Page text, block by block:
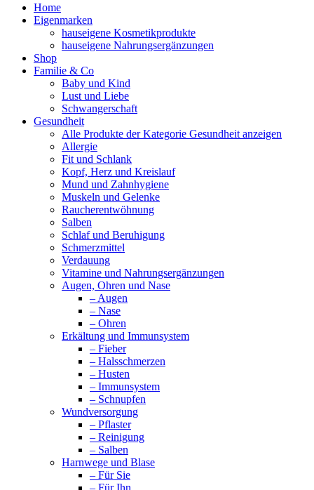
Home
Eigenmarken
hauseigene Kosmetikprodukte
hauseigene Nahrungsergänzungen
Shop
Familie & Co
Baby und Kind
Lust und Liebe
Schwangerschaft
Gesundheit
Alle Produkte der Kategorie Gesundheit anzeigen
Allergie
Fit und Schlank
Kopf, Herz und Kreislauf
Mund und Zahnhygiene
Muskeln und Gelenke
Raucherentwöhnung
Salben
Schlaf und Beruhigung
Schmerzmittel
Verdauung
Vitamine und Nahrungsergänzungen
Augen, Ohren und Nase
– Augen
– Nase
– Ohren
Erkältung und Immunsystem
– Fieber
– Halsschmerzen
– Husten
– Immunsystem
– Schnupfen
Wundversorgung
– Pflaster
– Reinigung
– Salben
Harnwege und Blase
– Für Sie
– Für Ihn